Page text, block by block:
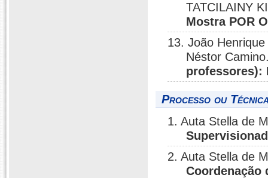
TATCILAINY
Mostra POR
13. João
Néstor
professores):
Processo ou
1. Auta Stella de
2. Auta Stella de
Coordenação